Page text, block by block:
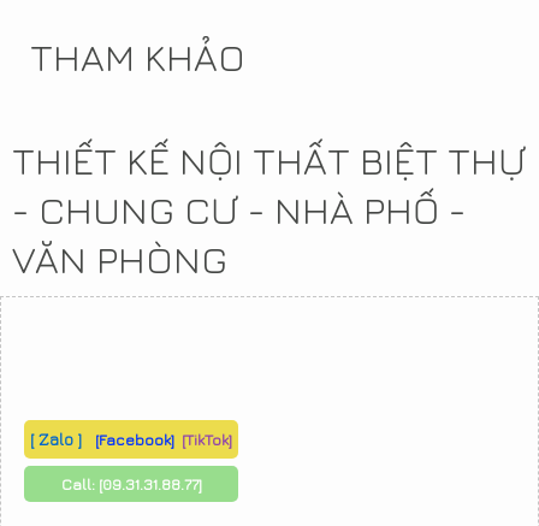
THAM KHẢO
THIẾT KẾ NỘI THẤT BIỆT THỰ
- CHUNG CƯ - NHÀ PHỐ -
VĂN PHÒNG
[ Zalo ] [Facebook] [TikTok]
Call: [09.31.31.88.77]